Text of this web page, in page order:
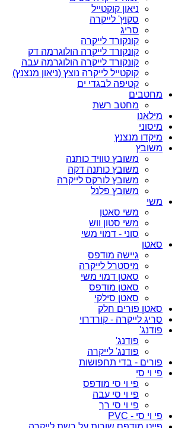
ניאון קוקטייל
סקוץ' לייקרה
סריג
קונקורד לייקרה
קונקורד לייקרה הולוגרמה דק
קונקורד לייקרה הולוגרמה עבה
קוקטייל לייקרה נוצץ (ניאון מנצנץ)
קטיפה לבגדי ים
מחטבים
מחטב רשת
מילאנו
מיסוני
מיקדו מנצנץ
משובץ
משובץ טוויד כותנה
משובץ כותנה דקה
משובץ לורקס לייקרה
משובץ פלנל
משי
משי סאטן
משי סטון ווש
סוני - דמוי משי
סאטן
גיישה מודפס
מיסטרל לייקרה
סאטן דמוי משי
סאטן מודפס
סאטן סילקי
סאטן פורים חלק
סריג לייקרה - קורדרוי
פודנג'
פודנג'
פודנג' לייקרה
פורים - בדי תחפושות
פי וי סי
פי וי סי מודפס
פי וי סי עבה
פי וי סי רך
פי וי סי - PVC